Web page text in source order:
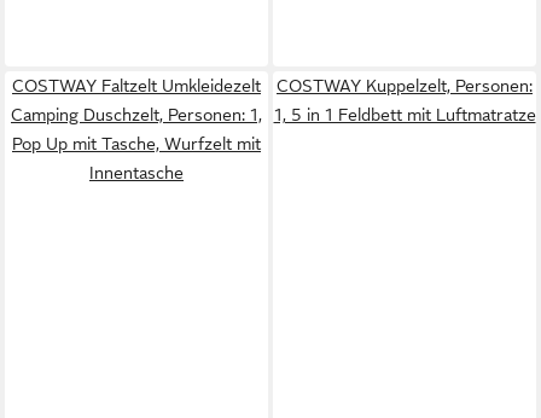
COSTWAY Faltzelt Umkleidezelt
Camping Duschzelt, Personen: 1,
Pop Up mit Tasche, Wurfzelt mit
Innentasche
COSTWAY Kuppelzelt, Personen:
1, 5 in 1 Feldbett mit Luftmatratze